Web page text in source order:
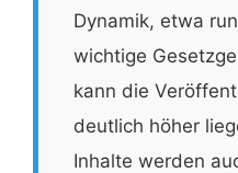
Dynamik, etwa
wichtige
kann die
deutlich höher
Inhalte werden